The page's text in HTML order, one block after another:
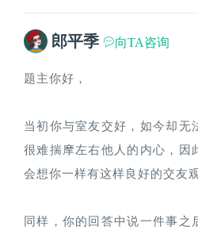
郎平季 向TA咨询
题主你好，
当初你与室友交好，如今却无
很难揣摩左右他人的内心，因
会想你一样有这样良好的交友
同样，你的回答中说一件事